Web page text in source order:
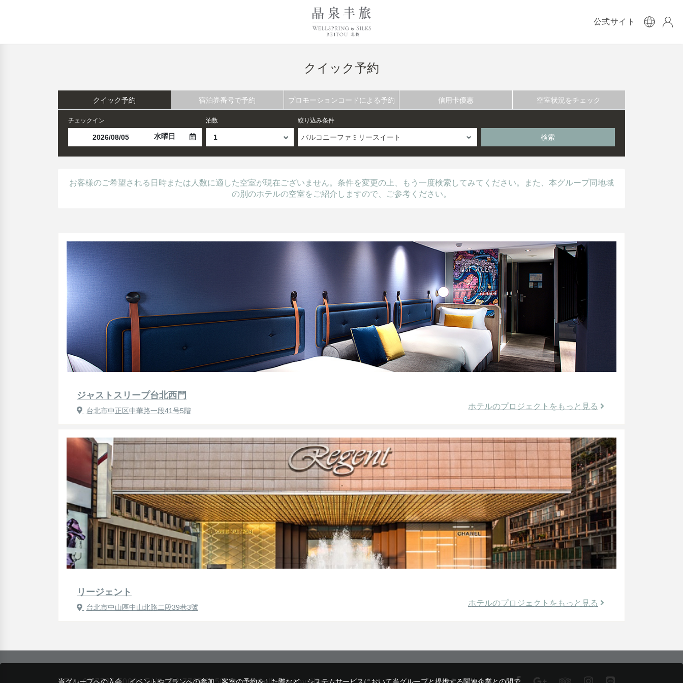
公式サイト
クイック予約
クイック予約 宿泊券番号で予約 プロモーションコードによる予約 信用卡優惠 空室状況をチェック
チェックイン
水曜日
泊数 絞り込み条件
バルコニーファミリースイート 検索
お客様のご希望される日時または人数に適した空室が現在ございません。条件を変更の上、もう一度検索してみてください。また、本グループ同地域
の別のホテルの空室をご紹介しますので、ご参考ください。
ジャストスリープ台北西門
台北市中正区中華路一段41号5階 ホテルのプロジェクトをもっと見る
リージェント
台北市中山區中山北路二段39巷3號 ホテルのプロジェクトをもっと見る